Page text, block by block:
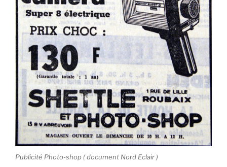
Publicité Photo-shop ( document Nord Eclair )